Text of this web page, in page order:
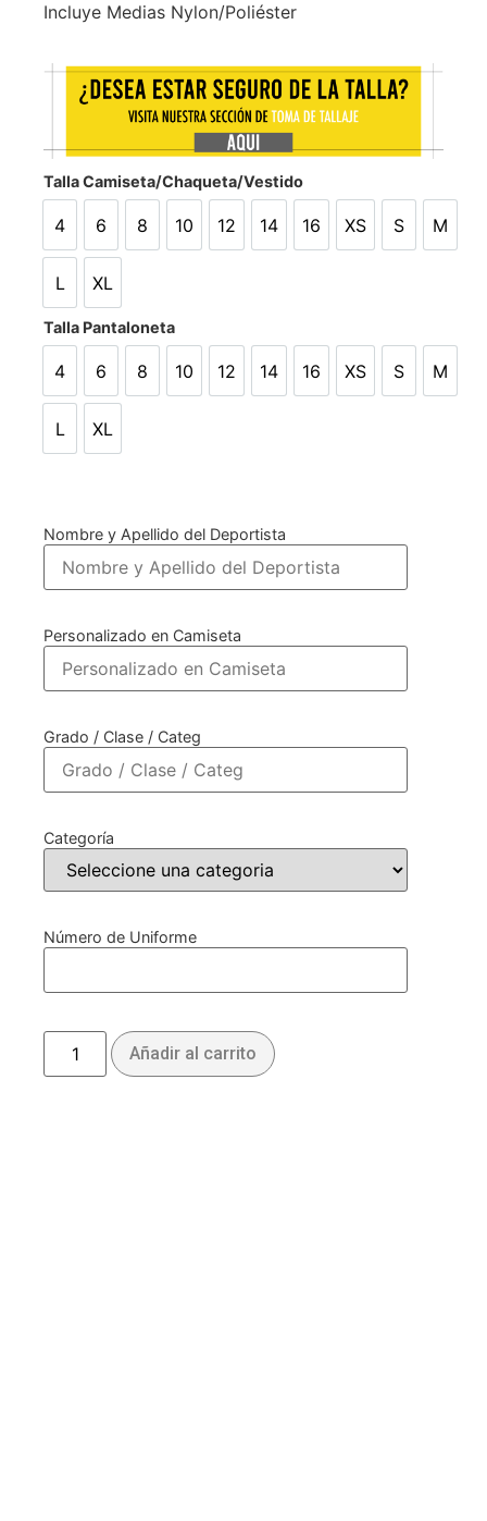
Incluye Medias Nylon/Poliéster
Talla Camiseta/Chaqueta/Vestido
4
4
6
6
8
8
10
10
12
12
14
14
16
16
XS
XS
S
S
M
M
L
L
XL
XL
Talla Pantaloneta
4
4
6
6
8
8
10
10
12
12
14
14
16
16
XS
XS
S
S
M
M
L
L
XL
XL
Nombre y Apellido del Deportista
Personalizado en Camiseta
Grado / Clase / Categ
Categoría
Número de Uniforme
Añadir al carrito